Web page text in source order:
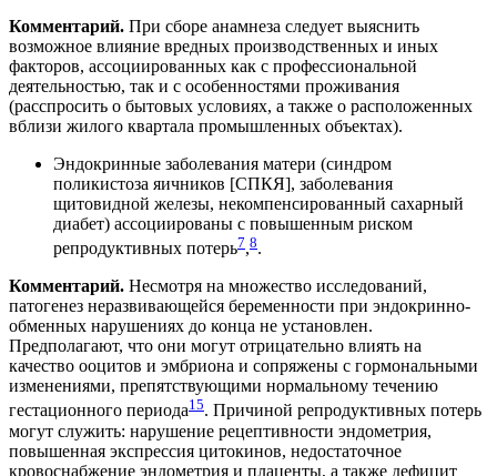
Комментарий. При сборе анамнеза следует выяснить
возможное влияние вредных производственных и иных
факторов, ассоциированных как с профессиональной
деятельностью, так и с особенностями проживания
(расспросить о бытовых условиях, а также о расположенных
вблизи жилого квартала промышленных объектах).
Эндокринные заболевания матери (синдром
поликистоза яичников [СПКЯ], заболевания
щитовидной железы, некомпенсированный сахарный
диабет) ассоциированы с повышенным риском
репродуктивных потерь7,8.
Комментарий. Несмотря на множество исследований,
патогенез неразвивающейся беременности при эндокринно-
обменных нарушениях до конца не установлен.
Предполагают, что они могут отрицательно влиять на
качество ооцитов и эмбриона и сопряжены с гормональными
изменениями, препятствующими нормальному течению
гестационного периода15. Причиной репродуктивных потерь
могут служить: нарушение рецептивности эндометрия,
повышенная экспрессия цитокинов, недостаточное
кровоснабжение эндометрия и плаценты, а также дефицит